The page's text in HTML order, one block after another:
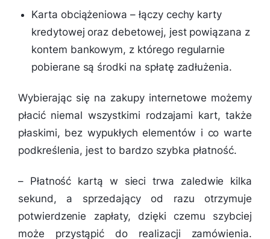
Karta obciążeniowa – łączy cechy karty
kredytowej oraz debetowej, jest powiązana z
kontem bankowym, z którego regularnie
pobierane są środki na spłatę zadłużenia.
Wybierając się na zakupy internetowe możemy
płacić niemal wszystkimi rodzajami kart, także
płaskimi, bez wypukłych elementów i co warte
podkreślenia, jest to bardzo szybka płatność.
–Płatność kartą w sieci trwa zaledwie kilka
sekund, a sprzedający od razu otrzymuje
potwierdzenie zapłaty, dzięki czemu szybciej
może przystąpić do realizacji zamówienia.